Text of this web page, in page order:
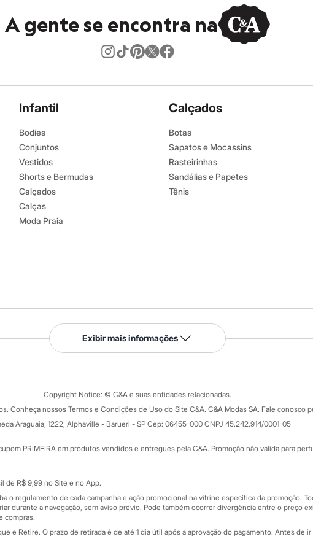
A gente se encontra na
Infantil
Bodies
Conjuntos
Vestidos
Shorts e Bermudas
Calçados
Calças
Moda Praia
Calçados
Botas
Sapatos e Mocassins
Rasteirinhas
Sandálias e Papetes
Tênis
Serviços
Tipos de serviços
Formas de pagamento
Todas as vantagens
Minha C&A
Cupons de desconto
Exibir mais informações
Copyright Notice: © C&A e suas entidades relacionadas.
Conheça nossos Termos e Condições de Uso do Site C&A. C&A Modas SA. Fale conosco
Araguaia, 1222, Alphaville - Barueri - SP Cep: 06455-000 CNPJ 45.242.914/0001-05
PRIMEIRA em produtos vendidos e entregues pela C&A. Promoção não válida para
de R$ 9,99 no Site e no App.
o regulamento de cada campanha e ação promocional na vitrine específica da promoção.
durante a navegação, sem aviso prévio. Pode também ocorrer divergência entre o preço
compras.
e Retire. O prazo de retirada é de até 1 dia útil após a aprovação do pagamento. Antes